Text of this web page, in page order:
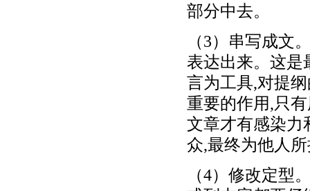
部分中去。
（3）串写成文
表达出来。这是
言为工具,对提
重要的作用,只
文章才有感染力
众,最终为他人
（4）修改定型